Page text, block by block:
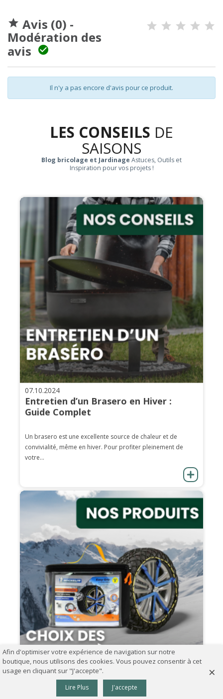
 Avis (0) -
Modération des
avis

Il n'y a pas encore d'avis pour ce produit.
LES CONSEILS DE
SAISONS
Blog bricolage et Jardinage Astuces, Outils et
Inspiration pour vos projets !
07.10.2024
Entretien d’un Brasero en Hiver :
Guide Complet
Un brasero est une excellente source de chaleur et de
convivialité, même en hiver. Pour profiter pleinement de
votre...
Comment choisir ses chaînes à neige ?
0
Afin d'optimiser votre expérience de navigation sur notre
boutique, nous utilisons des cookies. Vous pouvez consentir à cet
usage en cliquant sur "J'accepte".
Lire Plus J'accepte
×